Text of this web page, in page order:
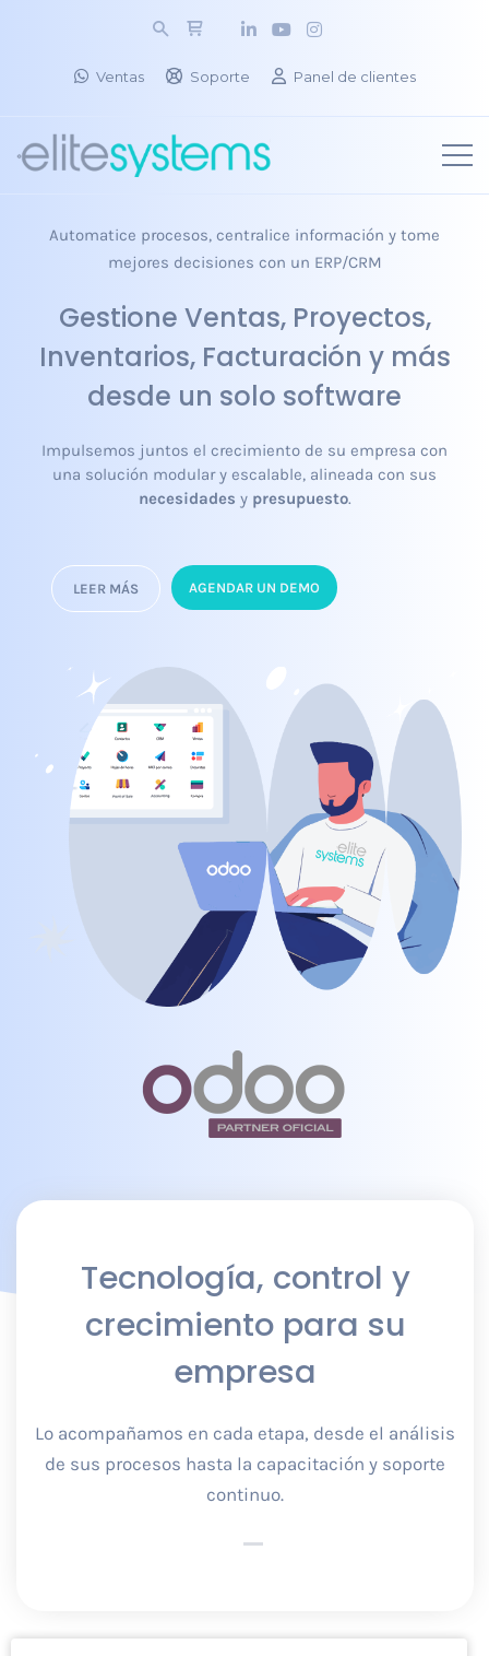
Ventas Soporte Panel de clientes
Automatice procesos, centralice información y tome
mejores decisiones con un ERP/CRM
Gestione Ventas, Proyectos,
Inventarios, Facturación y más
desde un solo software
Impulsemos juntos el crecimiento de su empresa con
una solución modular y escalable, alineada con sus
necesidades y presupuesto.
LEER MÁS AGENDAR UN DEMO
Tecnología, control y
crecimientopara su
empresa
Lo acompañamos en cada etapa, desde el análisis
de sus procesos hasta la capacitación y soporte
continuo.